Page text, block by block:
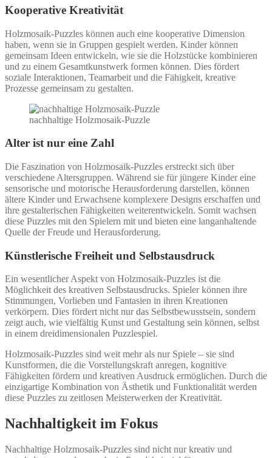
Kooperative Kreativität
Holzmosaik-Puzzles können auch eine kooperative Dimension
haben, wenn sie in Gruppen gespielt werden. Kinder können
gemeinsam Ideen entwickeln, wie sie die Holzstücke kombinieren
und zu einem Gesamtkunstwerk formen können. Dies fördert
soziale Interaktionen, Teamarbeit und die Fähigkeit, kreative
Prozesse gemeinsam zu gestalten.
nachhaltige Holzmosaik-Puzzle
Alter ist nur eine Zahl
Die Faszination von Holzmosaik-Puzzles erstreckt sich über
verschiedene Altersgruppen. Während sie für jüngere Kinder eine
sensorische und motorische Herausforderung darstellen, können
ältere Kinder und Erwachsene komplexere Designs erschaffen und
ihre gestalterischen Fähigkeiten weiterentwickeln. Somit wachsen
diese Puzzles mit den Spielern mit und bieten eine langanhaltende
Quelle der Freude und Herausforderung.
Künstlerische Freiheit und Selbstausdruck
Ein wesentlicher Aspekt von Holzmosaik-Puzzles ist die
Möglichkeit des kreativen Selbstausdrucks. Spieler können ihre
Stimmungen, Vorlieben und Fantasien in ihren Kreationen
verkörpern. Dies fördert nicht nur das Selbstbewusstsein, sondern
zeigt auch, wie vielfältig Kunst und Gestaltung sein können, selbst
in einem dreidimensionalen Puzzlespiel.
Holzmosaik-Puzzles sind weit mehr als nur Spiele – sie sind
Kunstformen, die die Vorstellungskraft anregen, kognitive
Fähigkeiten fördern und kreativen Ausdruck ermöglichen. Durch die
einzigartige Kombination von Ästhetik und Funktionalität werden
diese Puzzles zu zeitlosen Meisterwerken der Kreativität.
Nachhaltigkeit im Fokus
Nachhaltige Holzmosaik-Puzzles sind nicht nur kreativ und